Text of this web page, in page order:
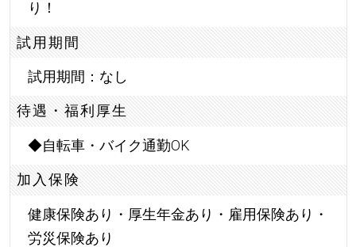
り！
試用期間
試用期間：なし
待遇・福利厚生
◆自転車・バイク通勤OK
加入保険
健康保険あり・厚生年金あり・雇用保険あり・
労災保険あり